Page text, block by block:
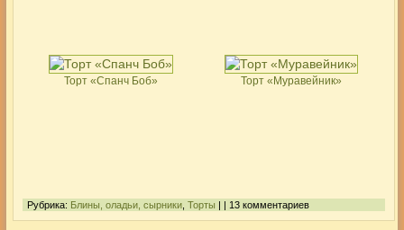
Торт «Спанч Боб» Торт «Муравейник»
Рубрика: Блины, оладьи, сырники, Торты | | 13 комментариев